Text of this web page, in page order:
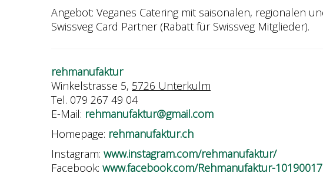
Angebot: Veganes Catering mit saisonalen, regionalen
Swissveg Card Partner (Rabatt für Swissveg Mitglieder).
rehmanufaktur
Winkelstrasse 5, 5726 Unterkulm
Tel. 079 267 49 04
E-Mail: rehmanufaktur@gmail.com
Homepage: rehmanufaktur.ch
Instagram: www.instagram.com/rehmanufaktur/
Facebook: www.facebook.com/Rehmanufaktur-